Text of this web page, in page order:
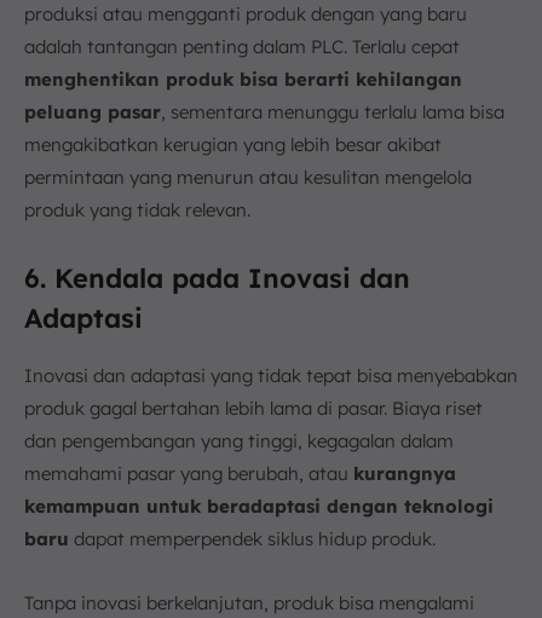
produksi atau mengganti produk dengan yang baru
adalah tantangan penting dalam PLC. Terlalu cepat
menghentikan produk bisa berarti kehilangan
peluang pasar , sementara menunggu terlalu lama bisa
mengakibatkan kerugian yang lebih besar akibat
permintaan yang menurun atau kesulitan mengelola
produk yang tidak relevan.
6. Kendala pada Inovasi dan
Adaptasi
Inovasi dan adaptasi yang tidak tepat bisa menyebabkan
produk gagal bertahan lebih lama di pasar. Biaya riset
dan pengembangan yang tinggi, kegagalan dalam
memahami pasar yang berubah, atau kurangnya
kemampuan untuk beradaptasi dengan teknologi
baru dapat memperpendek siklus hidup produk.
Tanpa inovasi berkelanjutan, produk bisa mengalami